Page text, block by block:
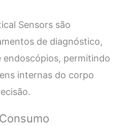
Sensors são
de diagnóstico,
permitindo
internas do corpo